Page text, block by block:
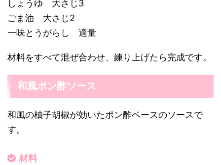
しょうゆ 大さじ3
ごま油 大さじ2
一味とうがらし 適量
材料をすべて混ぜ合わせ、練り上げたら完成です。
和風ポン酢ソース
和風の柚子胡椒が効いたポン酢ベースのソースで
す。
材料